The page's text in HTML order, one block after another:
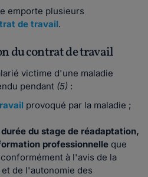
emporte plusieurs
de travail.
du contrat de travail
victime d'une maladie
pendant (5) :
provoqué par la maladie ;
du stage de réadaptation,
professionnelle que
à l'avis de la
de l'autonomie des